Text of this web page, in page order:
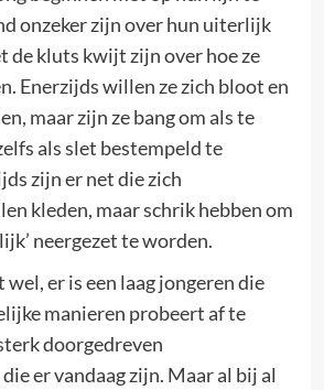
onzeker zijn over hun uiterlijk
de kluts kwijt zijn over hoe ze
Enerzijds willen ze zich bloot en
maar zijn ze bang om als te
als slet bestempeld te
zijn er net die zich
kleden, maar schrik hebben om
neergezet te worden.
wel, er is een laag jongeren die
manieren probeert af te
doorgedreven
er vandaag zijn. Maar al bij al